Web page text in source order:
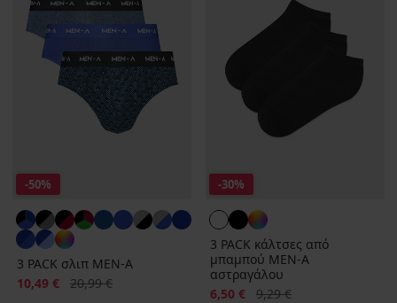
-50%
3 PACK σλιπ MEN-A
Έκπτωση
10,49 € Αρχική τιμή
20,99 €
-30%
3 PACK κάλτσες από
μπαμπού MEN-A
αστραγάλου
Έκπτωση
6,50 € Αρχική τιμή
9,29 €